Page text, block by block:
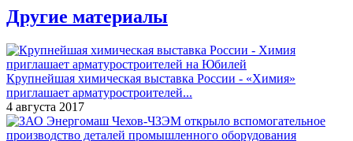
Другие материалы
Крупнейшая химическая выставка России - «Химия»
приглашает арматуростроителей...
4 августа 2017